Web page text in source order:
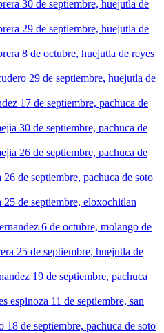
30 de septiembre, huejutla de
29 de septiembre, huejutla de
8 de octubre, huejutla de reyes
29 de septiembre, huejutla de
17 de septiembre, pachuca de
30 de septiembre, pachuca de
26 de septiembre, pachuca de
de septiembre, pachuca de soto
25 de septiembre, eloxochitlan
6 de octubre, molango de
25 de septiembre, huejutla de
19 de septiembre, pachuca
espinoza 11 de septiembre, san
18 de septiembre, pachuca de soto